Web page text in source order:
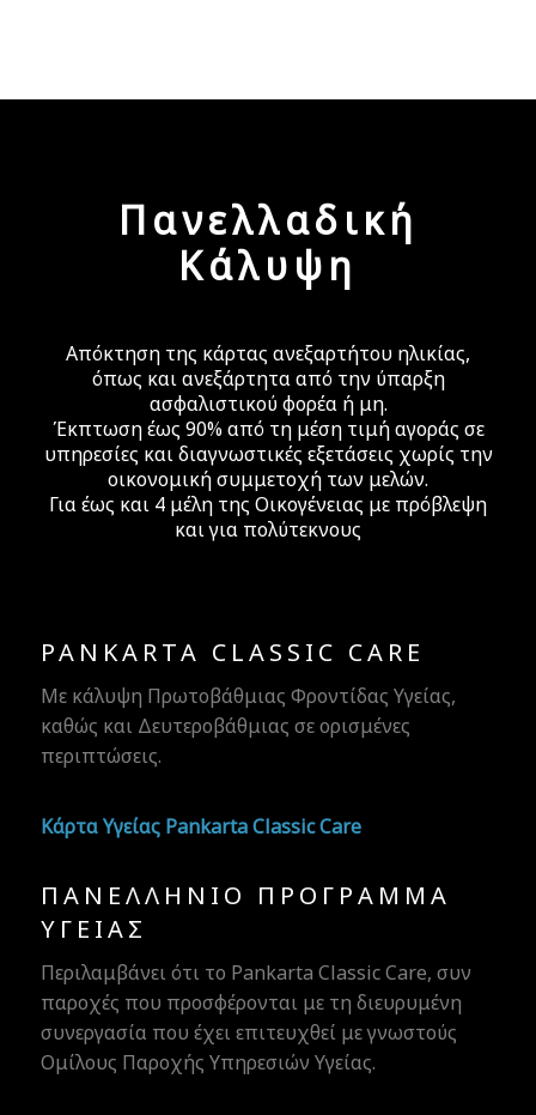
Η μοναδική λύση για την Υγεία σας
Διασφαλίζουμε για Εσάς και την Οικογένειά σας
Ποιοτικές Υπηρεσίες Υγείας σε ειδικά Προνομιακές
Μάθε περισσότερα
Πανελλαδική
Κάλυψη
Απόκτηση της κάρτας ανεξαρτήτου ηλικίας,
όπως και ανεξάρτητα από την ύπαρξη
ασφαλιστικού φορέα ή μη.
Έκπτωση έως 90% από τη μέση τιμή αγοράς σε
υπηρεσίες και διαγνωστικές εξετάσεις χωρίς την
οικονομική συμμετοχή των μελών.
Για έως και 4 μέλη της Οικογένειας με πρόβλεψη
και για πολύτεκνους
PANKARTA CLASSIC CARE
Με κάλυψη Πρωτοβάθμιας Φροντίδας Υγείας,
καθώς και Δευτεροβάθμιας σε ορισμένες
περιπτώσεις.
Κάρτα Υγείας Pankarta Classic Care
ΠΑΝΕΛΛΉΝΙΟ ΠΡΌΓΡΑΜΜΑ
ΥΓΕΊΑΣ
Περιλαμβάνει ότι το Pankarta Classic Care, συν
παροχές που προσφέρονται με τη διευρυμένη
συνεργασία που έχει επιτευχθεί με γνωστούς
Ομίλους Παροχής Υπηρεσιών Υγείας.